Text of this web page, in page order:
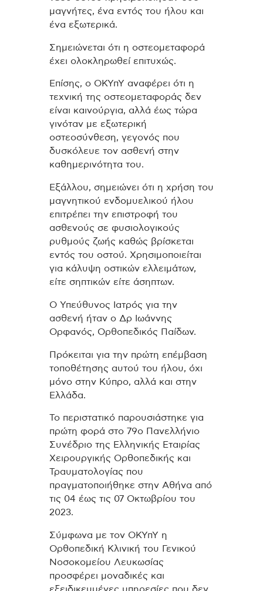
μαγνήτες, ένα εντός του ήλου και
ένα εξωτερικά.
Σημειώνεται ότι η οστεομεταφορά
έχει ολοκληρωθεί επιτυχώς.
Επίσης, ο ΟΚΥπΥ αναφέρει ότι η
τεχνική της οστεομεταφοράς δεν
είναι καινούργια, αλλά έως τώρα
γινόταν με εξωτερική
οστεοσύνθεση, γεγονός που
δυσκόλευε τον ασθενή στην
καθημερινότητα του.
Εξάλλου, σημειώνει ότι η χρήση του
μαγνητικού ενδομυελικού ήλου
επιτρέπει την επιστροφή του
ασθενούς σε φυσιολογικούς
ρυθμούς ζωής καθώς βρίσκεται
εντός του οστού. Χρησιμοποιείται
για κάλυψη οστικών ελλειμάτων,
είτε σηπτικών είτε άσηπτων.
Ο Υπεύθυνος Ιατρός για την
ασθενή ήταν ο Δρ Ιωάννης
Ορφανός, Ορθοπεδικός Παίδων.
Πρόκειται για την πρώτη επέμβαση
τοποθέτησης αυτού του ήλου, όχι
μόνο στην Κύπρο, αλλά και στην
Ελλάδα.
Το περιστατικό παρουσιάστηκε για
πρώτη φορά στο 79ο Πανελλήνιο
Συνέδριο της Ελληνικής Εταιρίας
Χειρουργικής Ορθοπεδικής και
Τραυματολογίας που
πραγματοποιήθηκε στην Αθήνα από
τις 04 έως τις 07 Οκτωβρίου του
2023.
Σύμφωνα με τον ΟΚΥπΥ η
Ορθοπεδική Κλινική του Γενικού
Νοσοκομείου Λευκωσίας
προσφέρει μοναδικές και